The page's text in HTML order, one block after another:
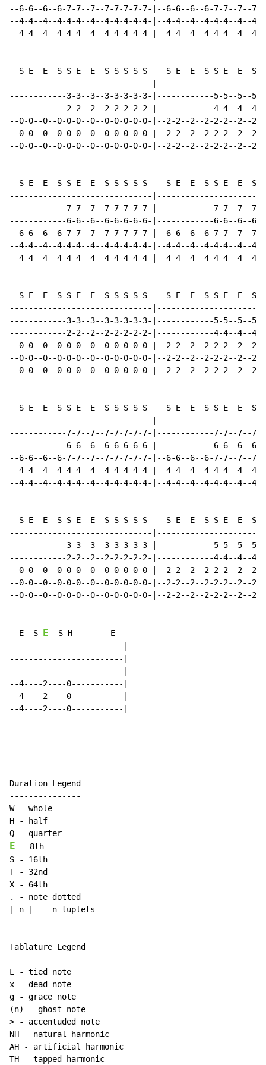
--6-6--6--6-7-7--7--7-7-7-7-7-|--6-6--6--6-7-7--7--7-
--4-4--4--4-4-4--4--4-4-4-4-4-|--4-4--4--4-4-4--4--4-
--4-4--4--4-4-4--4--4-4-4-4-4-|--4-4--4--4-4-4--4--4-
S E  E  S S E  E  S S S S S    S E  E  S S E  E  S
------------------------------
------------3-3--3--3-3-3-3-3-|------------5-5--5--5-
------------2-2--2--2-2-2-2-2-|------------4-4--4--4-
--0-0--0--0-0-0--0--0-0-0-0-0-|--2-2--2--2-2-2--2--2-
--0-0--0--0-0-0--0--0-0-0-0-0-|--2-2--2--2-2-2--2--2-
--0-0--0--0-0-0--0--0-0-0-0-0-|--2-2--2--2-2-2--2--2-
S E  E  S S E  E  S S S S S    S E  E  S S E  E  S
------------------------------
------------7-7--7--7-7-7-7-7-|------------7-7--7--7-
------------6-6--6--6-6-6-6-6-|------------6-6--6--6-
--6-6--6--6-7-7--7--7-7-7-7-7-|--6-6--6--6-7-7--7--7-
--4-4--4--4-4-4--4--4-4-4-4-4-|--4-4--4--4-4-4--4--4-
--4-4--4--4-4-4--4--4-4-4-4-4-|--4-4--4--4-4-4--4--4-
S E  E  S S E  E  S S S S S    S E  E  S S E  E  S
------------------------------
------------3-3--3--3-3-3-3-3-|------------5-5--5--5-
------------2-2--2--2-2-2-2-2-|------------4-4--4--4-
--0-0--0--0-0-0--0--0-0-0-0-0-|--2-2--2--2-2-2--2--2-
--0-0--0--0-0-0--0--0-0-0-0-0-|--2-2--2--2-2-2--2--2-
--0-0--0--0-0-0--0--0-0-0-0-0-|--2-2--2--2-2-2--2--2-
S E  E  S S E  E  S S S S S    S E  E  S S E  E  S
------------------------------
------------7-7--7--7-7-7-7-7-|------------7-7--7--7-
------------6-6--6--6-6-6-6-6-|------------6-6--6--6-
--6-6--6--6-7-7--7--7-7-7-7-7-|--6-6--6--6-7-7--7--7-
--4-4--4--4-4-4--4--4-4-4-4-4-|--4-4--4--4-4-4--4--4-
--4-4--4--4-4-4--4--4-4-4-4-4-|--4-4--4--4-4-4--4--4-
S E  E  S S E  E  S S S S S    S E  E  S S E  E  S
------------------------------
------------3-3--3--3-3-3-3-3-|------------5-5--5--5-
------------2-2--2--2-2-2-2-2-|------------4-4--4--4-
--0-0--0--0-0-0--0--0-0-0-0-0-|--2-2--2--2-2-2--2--2-
--0-0--0--0-0-0--0--0-0-0-0-0-|--2-2--2--2-2-2--2--2-
--0-0--0--0-0-0--0--0-0-0-0-0-|--2-2--2--2-2-2--2--2-
  E  S
E
  S H        E
------------------------|
------------------------|
------------------------|
--4----2----0-----------|
--4----2----0-----------|
--4----2----0-----------|
Duration Legend
---------------
W - whole
H - half
E - 8th
S - 16th
T - 32nd
X - 64th
. - note dotted
|-n-|  - n-tuplets
Tablature Legend
----------------
L - tied note
x - dead note
g - grace note
(n) - ghost note
> - accentuded note
NH - natural harmonic
AH - artificial harmonic
TH - tapped harmonic